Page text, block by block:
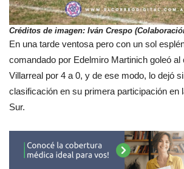
Créditos de imagen: Iván Crespo
En una tarde ventosa pero con un sol
comandado por Edelmiro Martinich goleó al
Villarreal por 4 a 0, y de ese modo, lo dejó
clasificación en su primera participación en
Sur.